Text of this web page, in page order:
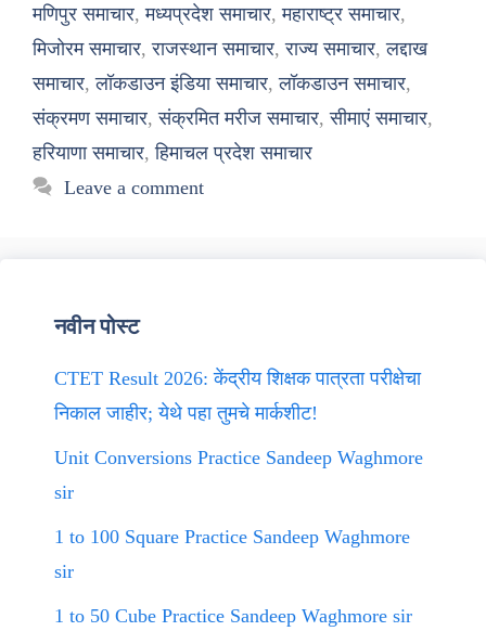
मणिपुर समाचार,मध्यप्रदेश समाचार,महाराष्ट्र समाचार,
मिजोरम समाचार,राजस्थान समाचार,राज्य समाचार,लद्दाख
समाचार,लॉकडाउन इंडिया समाचार,लॉकडाउन समाचार,
संक्रमण समाचार,संक्रमित मरीज समाचार,सीमाएं समाचार,
हरियाणा समाचार,हिमाचल प्रदेश समाचार
Leave a comment
नवीन पोस्ट
CTET Result 2026: केंद्रीय शिक्षक पात्रता परीक्षेचा
निकाल जाहीर; येथे पहा तुमचे मार्कशीट!
Unit Conversions Practice Sandeep Waghmore
sir
1 to 100 Square Practice Sandeep Waghmore
sir
1 to 50 Cube Practice Sandeep Waghmore sir